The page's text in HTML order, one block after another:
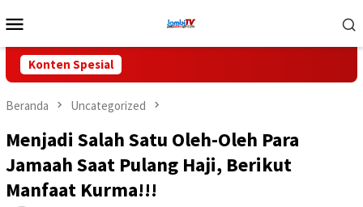
ke
Mobile
Konten Spesial
Beranda Uncategorized
Menjadi Salah Satu Oleh-Oleh Para
Jamaah Saat Pulang Haji, Berikut
Manfaat Kurma!!!